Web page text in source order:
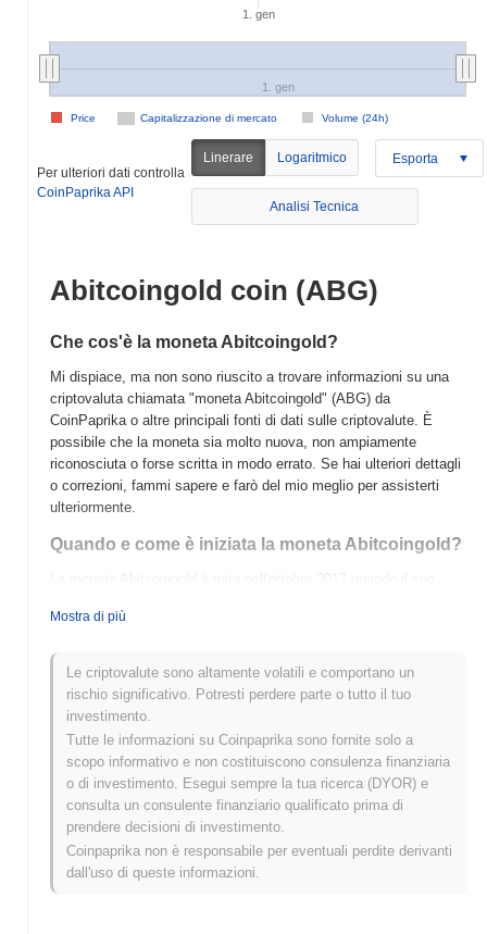
1. gen
Capitalizzazione di mercato Volume (24h)
Price
1. gen
Per ulteriori dati controlla
CoinPaprika API
Linerare Logaritmico Esporta
Analisi Tecnica
Abitcoingold coin (ABG)
Che cos'è la moneta Abitcoingold?
Mi dispiace, ma non sono riuscito a trovare informazioni su una
criptovaluta chiamata "moneta Abitcoingold" (ABG) da
CoinPaprika o altre principali fonti di dati sulle criptovalute. È
possibile che la moneta sia molto nuova, non ampiamente
riconosciuta o forse scritta in modo errato. Se hai ulteriori dettagli
o correzioni, fammi sapere e farò del mio meglio per assisterti
ulteriormente.
Quando e come è iniziata la moneta Abitcoingold?
La moneta Abitcoingold è nata nell'ottobre 2017 quando il suo
visione del progetto. L'obiettivo del progetto era creare una
algoritmo di proof-of-work, Equihash, che consentiva il mining con
GPU. Questo era inteso a rendere il mining più accessibile a
un'ampia gamma di partecipanti, promuovendo così la
decentralizzazione. Il testnet per Abitcoingold è stato lanciato
poco dopo il rilascio del whitepaper, portando al lancio del mainnet
il 12 novembre 2017. La distribuzione iniziale delle monete
Abitcoingold è avvenuta attraverso un hard fork della blockchain
di Bitcoin, dove i detentori di Bitcoin hanno ricevuto un
equivalente di monete Abitcoingold a un'altezza di blocco pre-
determinata, effettivamente airdroppando le nuove monete agli
utenti Bitcoin esistenti. Questi passaggi fondamentali hanno
Mostra di più
Le criptovalute sono altamente volatili e comportano un
rischio significativo. Potresti perdere parte o tutto il tuo
investimento.
Tutte le informazioni su Coinpaprika sono fornite solo a
scopo informativo e non costituiscono consulenza finanziaria
o di investimento. Esegui sempre la tua ricerca (DYOR) e
consulta un consulente finanziario qualificato prima di
prendere decisioni di investimento.
Coinpaprika non è responsabile per eventuali perdite derivanti
dall'uso di queste informazioni.